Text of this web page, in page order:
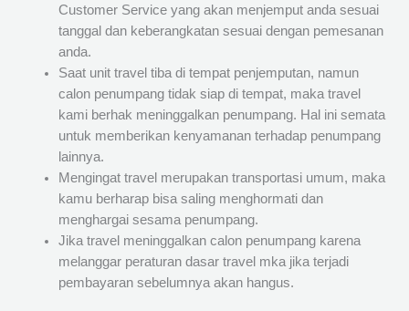
Customer Service yang akan menjemput anda sesuai
tanggal dan keberangkatan sesuai dengan pemesanan
anda.
Saat unit travel tiba di tempat penjemputan, namun
calon penumpang tidak siap di tempat, maka travel
kami berhak meninggalkan penumpang. Hal ini semata
untuk memberikan kenyamanan terhadap penumpang
lainnya.
Mengingat travel merupakan transportasi umum, maka
kamu berharap bisa saling menghormati dan
menghargai sesama penumpang.
Jika travel meninggalkan calon penumpang karena
melanggar peraturan dasar travel mka jika terjadi
pembayaran sebelumnya akan hangus.